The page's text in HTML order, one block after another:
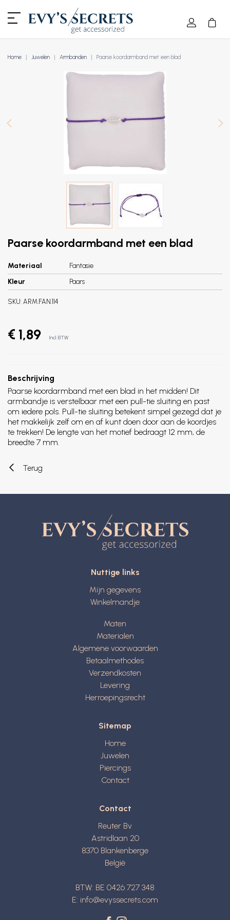
Home Juwelen Armbanden Paarse koordarmband met een blad
Paarse koordarmband met een blad
Materiaal
Fantasie
Kleur
Paars
SKU: ARM.FAN.114
€ 1,89 Incl. BTW
Beschrijving
Paarse koordarmband met een blad in het midden! Dit
armbandje is verstelbaar met een pull-tie sluiting en past
om iedere pols. Pull-tie sluiting betekent simpel gezegd dat je
het makkelijk zelf om en af kunt doen door aan de koordjes
te trekken! De lengte van het motief bedraagt 12 mm, de
breedte 7 mm.
Terug
Nuttige links
Mijn gegevens
Winkelmandje
Maten
Materialen
Algemene voorwaarden
Betaalmethodes
Verzendkosten
Levering
Herroepingsrecht
Sitemap
Home
Juwelen
Piercings
Contact
Contact
Reuter Bv
Astridlaan 20
8370 Blankenberge
België
BTW: BE 0426 727 348
E: info@evyssecrets.com